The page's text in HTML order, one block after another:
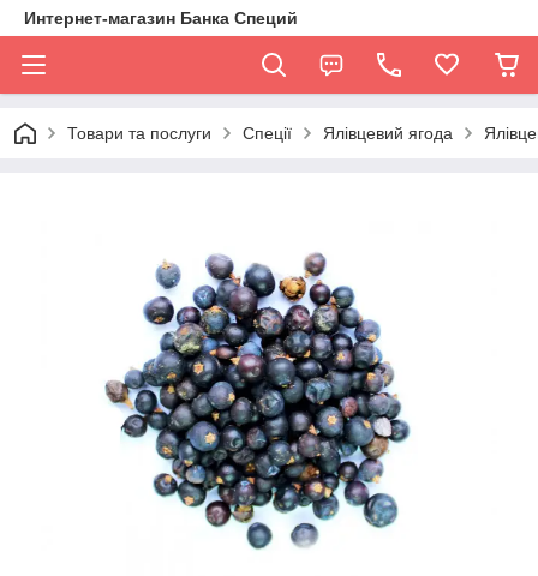
Интернет-магазин Банка Специй
Товари та послуги Спеції Ялівцевий ягода